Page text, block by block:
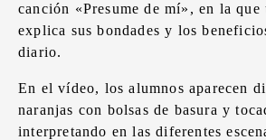
canción «Presume de mí», en la que
explica sus bondades y los
diario.
En el vídeo, los alumnos aparecen
naranjas con bolsas de basura y
interpretando en las diferentes